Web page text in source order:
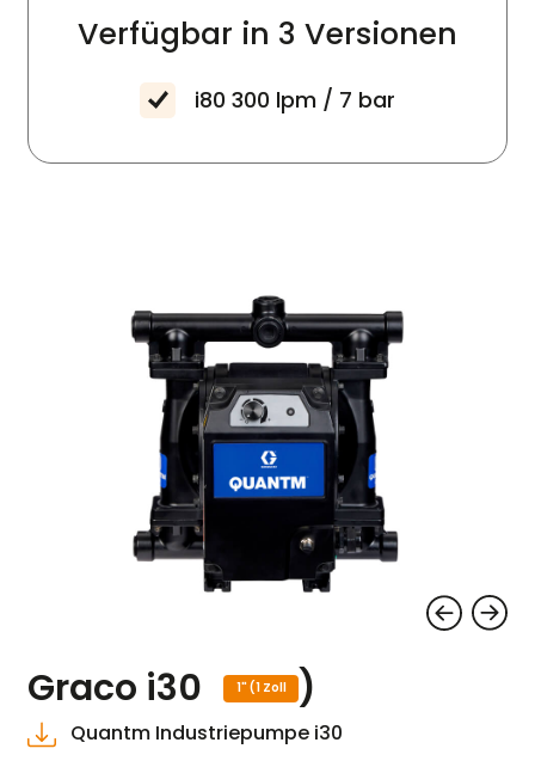
Verfügbar in 3 Versionen
i80300 lpm / 7 bar
Graco i30 1" (1 Zoll )
Quantm Industriepumpe i30